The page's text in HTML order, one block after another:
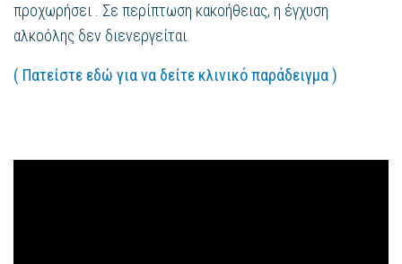
προχωρήσει . Σε περίπτωση κακοήθειας, η έγχυση
αλκοόλης δεν διενεργείται.
( Πατείστε εδώ για να δείτε κλινικό παράδειγμα )